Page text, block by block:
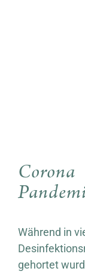
Corona
Während in
gehortet